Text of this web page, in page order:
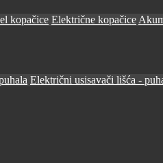
kopačice Električne kopačice
Električni usisavači lišća -